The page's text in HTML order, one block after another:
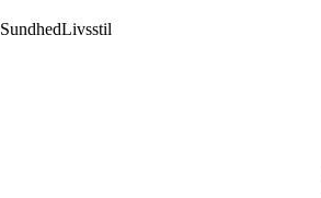
SundhedLivsstil